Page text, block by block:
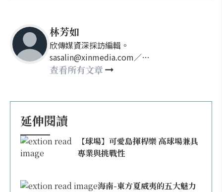
林芳如
欣傳媒資深採訪編輯。
sasalin@xinmedia.com／
happy21917@gmail.com
查看所有文章
延伸閱讀
【球場】可愛島揮桿樂 高球場兼具
專業與挑戰性
海南-東方夏威夷的五大魅力